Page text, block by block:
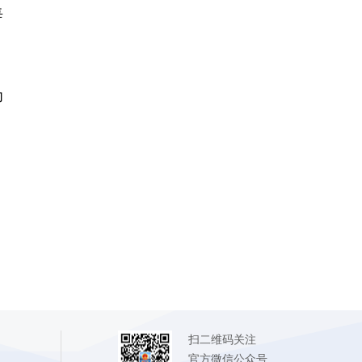
扫二维码关注
官方微信公众号